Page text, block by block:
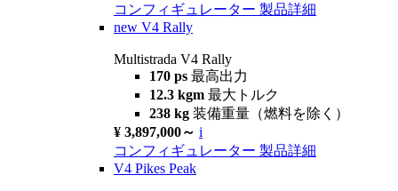
コンフィギュレーター 製品詳細
new V4 Rally
Multistrada V4 Rally
170 ps 最高出力
12.3 kgm 最大トルク
238 kg 装備重量（燃料を除く）
¥ 3,897,000～ i
コンフィギュレーター 製品詳細
V4 Pikes Peak